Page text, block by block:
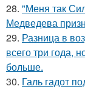
28. "Меня так
Медведева
29. Разница в
всего три года,
больше.
30. Галь гадот